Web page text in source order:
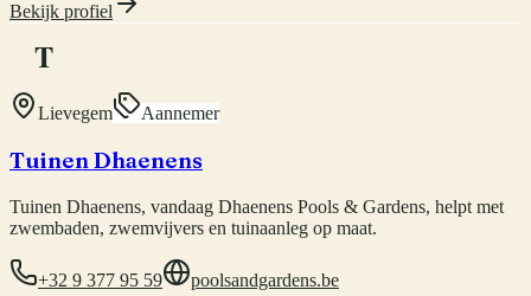
Bekijk profiel
T
Lievegem Aannemer
Tuinen Dhaenens
Tuinen Dhaenens, vandaag Dhaenens Pools & Gardens, helpt met
zwembaden, zwemvijvers en tuinaanleg op maat.
+32 9 377 95 59
poolsandgardens.be